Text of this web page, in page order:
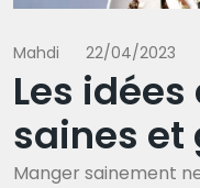
Mahdi 22/04/2023
Les
saines et
Manger sainement